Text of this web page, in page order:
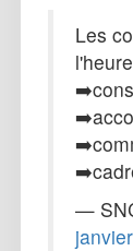
Les
—